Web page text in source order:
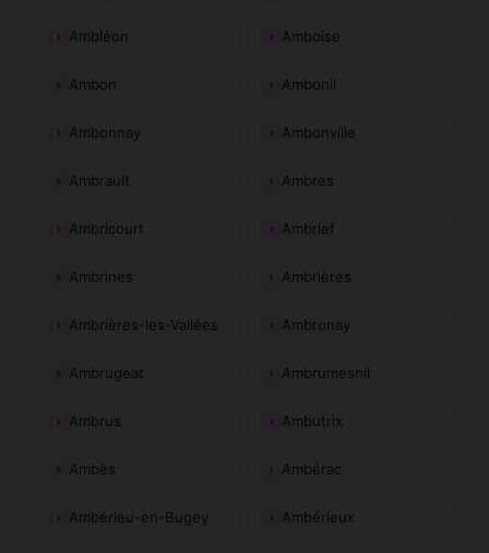
Ambléon Amboise
Ambon Ambonil
Ambonnay Ambonville
Ambrault Ambres
Ambricourt Ambrief
Ambrines Ambrières
Ambrières-les-Vallées Ambronay
Ambrugeat Ambrumesnil
Ambrus Ambutrix
Ambès Ambérac
Ambérieu-en-Bugey Ambérieux